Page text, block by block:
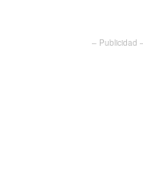
– Publicidad